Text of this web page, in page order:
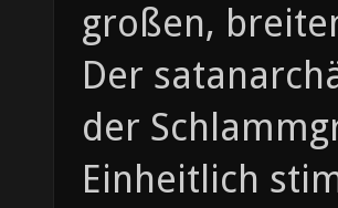
großen,
Der
der
Einheitlich